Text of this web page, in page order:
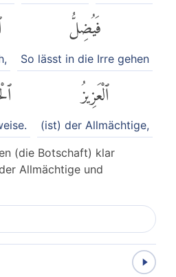
فَيُضِلُّ
So lässt in die Irre gehen
ٱلْعَزِيزُ
(ist) der Allmächtige,
(die Botschaft) klar
Allmächtige und